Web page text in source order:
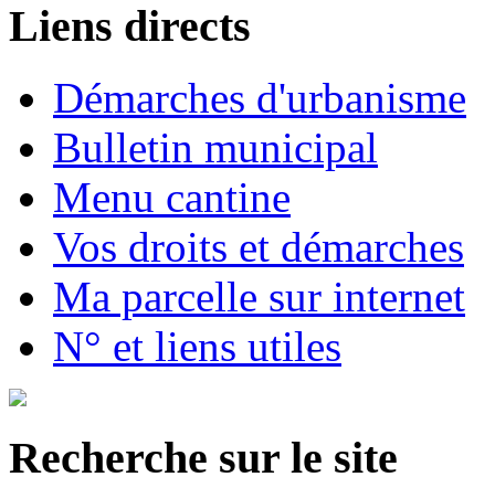
Liens directs
Démarches d'urbanisme
Bulletin municipal
Menu cantine
Vos droits et démarches
Ma parcelle sur internet
N° et liens utiles
Recherche sur le site